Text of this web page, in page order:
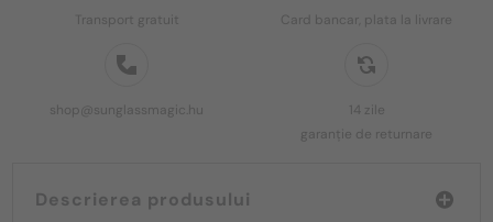
Transport gratuit Card bancar, plata la livrare
shop@sunglassmagic.hu
14 zile
garanție de returnare
Descrierea produsului